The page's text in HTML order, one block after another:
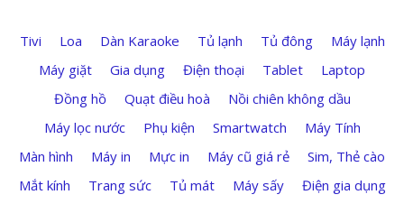
Tivi Loa Dàn Karaoke Tủ lạnh Tủ đông
Máy lạnh
Máy giặt
Gia dụng Điện thoại Tablet
Laptop
Đồng hồ
Quạt điều hoà
Nồi chiên không dầu
Máy lọc nước
Phụ kiện Smartwatch
Máy Tính
Màn hình
Máy in Mực in Máy cũ giá rẻ
Sim, Thẻ cào
Mắt kính
Trang sức Tủ mát Máy sấy
Điện gia dụng